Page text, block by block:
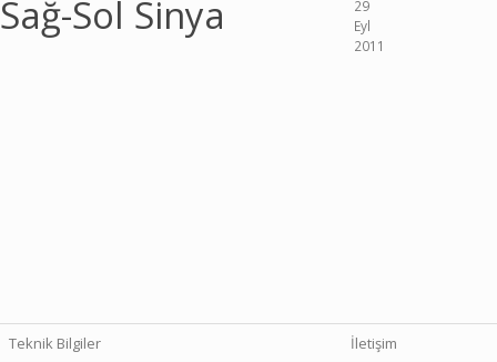
Sağ-Sol Sinya
29
Eyl
2011
Teknik Bilgiler
İletişim